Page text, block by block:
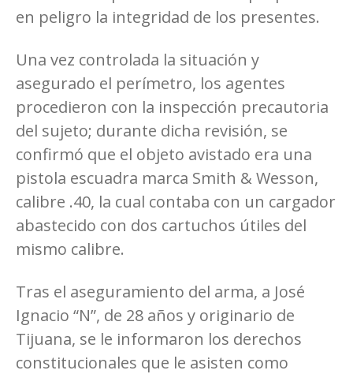
en peligro la integridad de los presentes.
Una vez controlada la situación y
asegurado el perímetro, los agentes
procedieron con la inspección precautoria
del sujeto; durante dicha revisión, se
confirmó que el objeto avistado era una
pistola escuadra marca Smith & Wesson,
calibre .40, la cual contaba con un cargador
abastecido con dos cartuchos útiles del
mismo calibre.
Tras el aseguramiento del arma, a José
Ignacio “N”, de 28 años y originario de
Tijuana, se le informaron los derechos
constitucionales que le asisten como